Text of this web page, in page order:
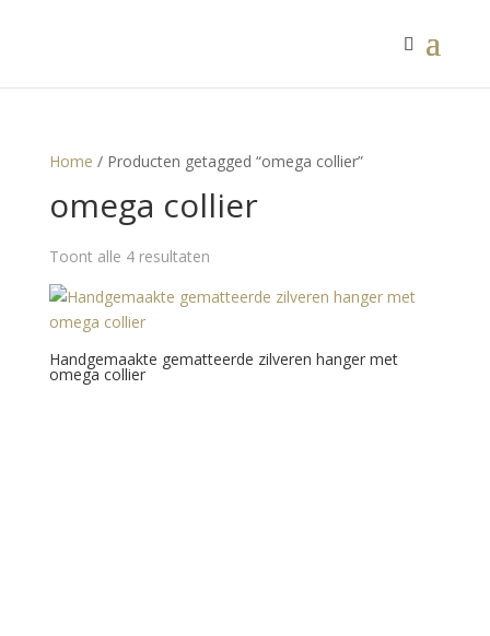
Home / Producten getagged “omega collier”
omega collier
Toont alle 4 resultaten
Handgemaakte gematteerde zilveren hanger met
omega collier